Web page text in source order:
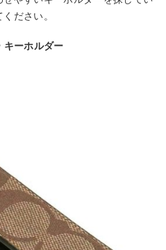
ださい。
キーホルダー